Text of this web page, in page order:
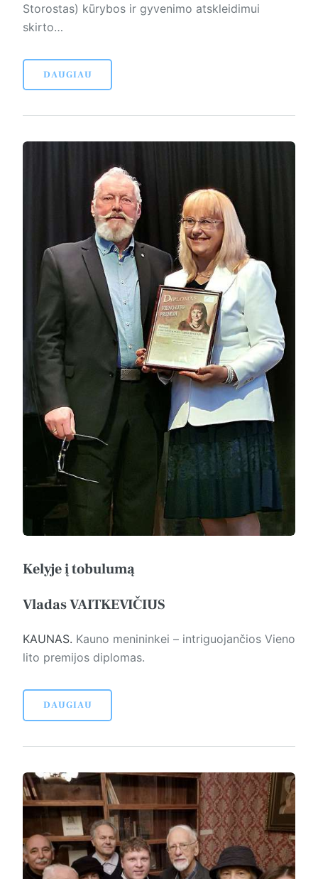
Storostas) kūrybos ir gyvenimo atskleidimui
skirto…
DAUGIAU
Kelyje į tobulumą
Vladas VAITKEVIČIUS
KAUNAS. Kauno menininkei – intriguojančios Vieno
lito premijos diplomas.
DAUGIAU